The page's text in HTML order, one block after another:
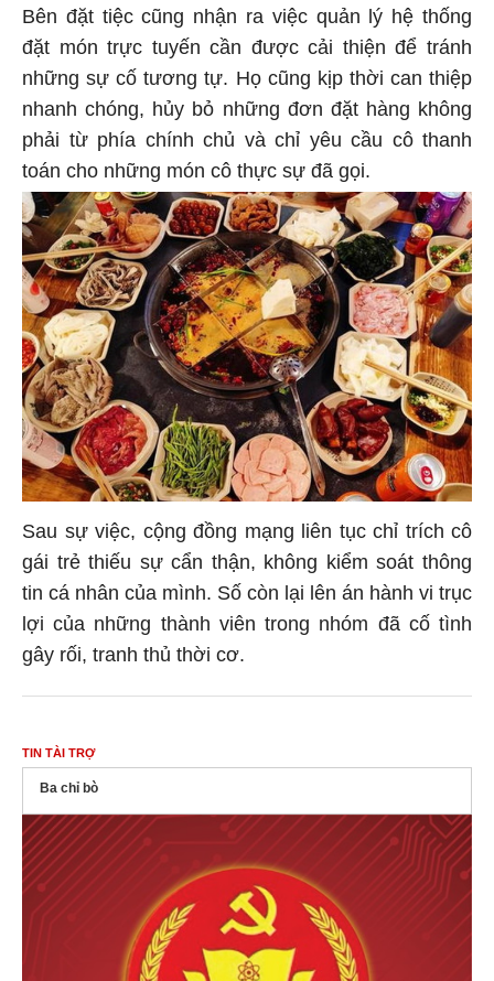
Bên đặt tiệc cũng nhận ra việc quản lý hệ thống
đặt món trực tuyến cần được cải thiện để tránh
những sự cố tương tự. Họ cũng kịp thời can thiệp
nhanh chóng, hủy bỏ những đơn đặt hàng không
phải từ phía chính chủ và chỉ yêu cầu cô thanh
toán cho những món cô thực sự đã gọi.
Sau sự việc, cộng đồng mạng liên tục chỉ trích cô
gái trẻ thiếu sự cẩn thận, không kiểm soát thông
tin cá nhân của mình. Số còn lại lên án hành vi trục
lợi của những thành viên trong nhóm đã cố tình
gây rối, tranh thủ thời cơ.
TIN TÀI TRỢ
Ba chỉ bò